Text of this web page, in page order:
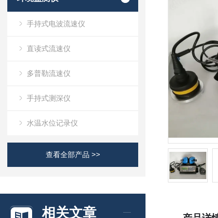
手持式电波流速仪
直读式流速仪
多普勒流速仪
手持式测深仪
水温水位记录仪
查看全部产品 >>
相关文章